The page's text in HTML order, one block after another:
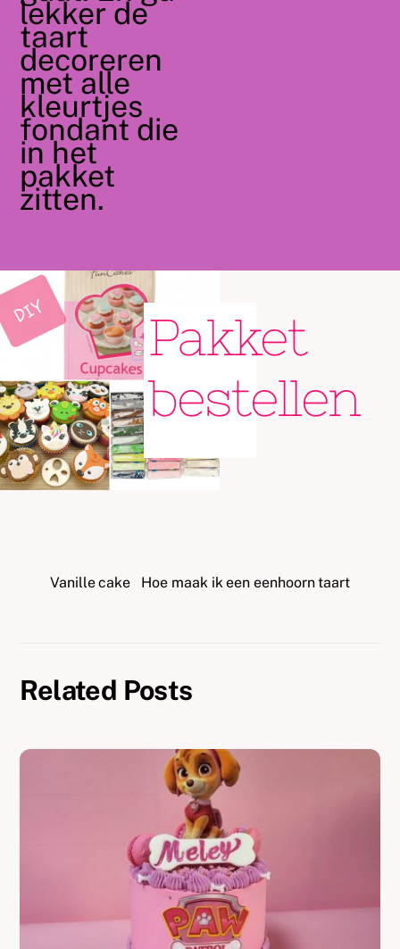
lekker de
taart
decoreren
met alle
kleurtjes
fondant die
in het
pakket
zitten.
Pakket
bestellen
Vanille cake Hoe maak ik een eenhoorn taart
Related Posts